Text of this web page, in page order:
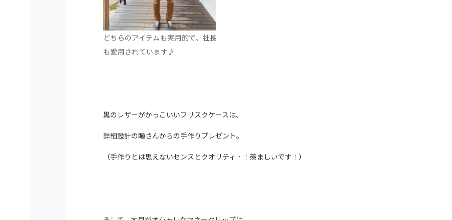
どちらのアイテムも実用的で、社長
も愛用されています♪
黒のレザーがかっこいいフリスクケースは、
詳細設計の瞳さんからの手作りプレゼント。
（手作りとは思えないセンスとクオリティ…！羨ましいです！）